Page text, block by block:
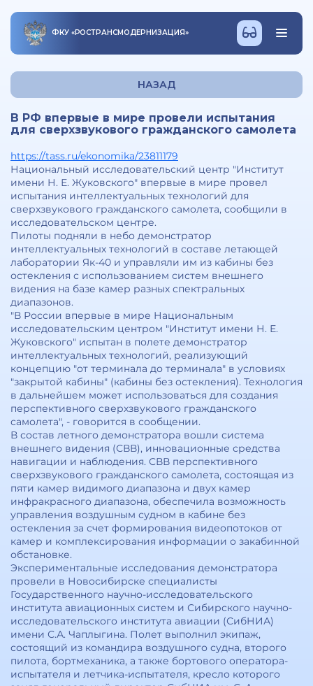
ФКУ «РОСТРАНСМОДЕРНИЗАЦИЯ»
НАЗАД
В РФ впервые в мире провели испытания
для сверхзвукового гражданского самолета
https://tass.ru/ekonomika/23811179
Национальный исследовательский центр "Институт
имени Н. Е. Жуковского" впервые в мире провел
испытания интеллектуальных технологий для
сверхзвукового гражданского самолета, сообщили в
исследовательском центре.
Пилоты подняли в небо демонстратор
интеллектуальных технологий в составе летающей
лаборатории Як-40 и управляли им из кабины без
остекления с использованием систем внешнего
видения на базе камер разных спектральных
диапазонов.
"В России впервые в мире Национальным
исследовательским центром "Институт имени Н. Е.
Жуковского" испытан в полете демонстратор
интеллектуальных технологий, реализующий
концепцию "от терминала до терминала" в условиях
"закрытой кабины" (кабины без остекления). Технология
в дальнейшем может использоваться для создания
перспективного сверхзвукового гражданского
самолета", - говорится в сообщении.
В состав летного демонстратора вошли система
внешнего видения (СВВ), инновационные средства
навигации и наблюдения. СВВ перспективного
сверхзвукового гражданского самолета, состоящая из
пяти камер видимого диапазона и двух камер
инфракрасного диапазона, обеспечила возможность
управления воздушным судном в кабине без
остекления за счет формирования видеопотоков от
камер и комплексирования информации о закабинной
обстановке.
Экспериментальные исследования демонстратора
провели в Новосибирске специалисты
Государственного научно-исследовательского
института авиационных систем и Сибирского научно-
исследовательского института авиации (СибНИА)
имени С.А. Чаплыгина. Полет выполнил экипаж,
состоящий из командира воздушного судна, второго
пилота, бортмеханика, а также бортового оператора-
испытателя и летчика-испытателя, кресло которого